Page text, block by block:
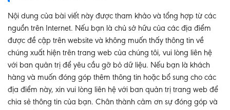
Nội dung của bài viết này được tham khảo và tổng hợp từ các
nguồn trên Internet. Nếu bạn là chủ sở hữu của các địa điểm
được đề cập trên website và không muốn thấy thông tin về
chúng xuất hiện trên trang web của chúng tôi, vui lòng liên hệ
với ban quản trị để yêu cầu gỡ bỏ dữ liệu. Nếu bạn là khách
hàng và muốn đóng góp thêm thông tin hoặc bổ sung cho các
địa điểm này, xin vui lòng liên hệ với ban quản trị trang web để
chia sẻ thông tin của bạn. Chân thành cảm ơn sự đóng góp và